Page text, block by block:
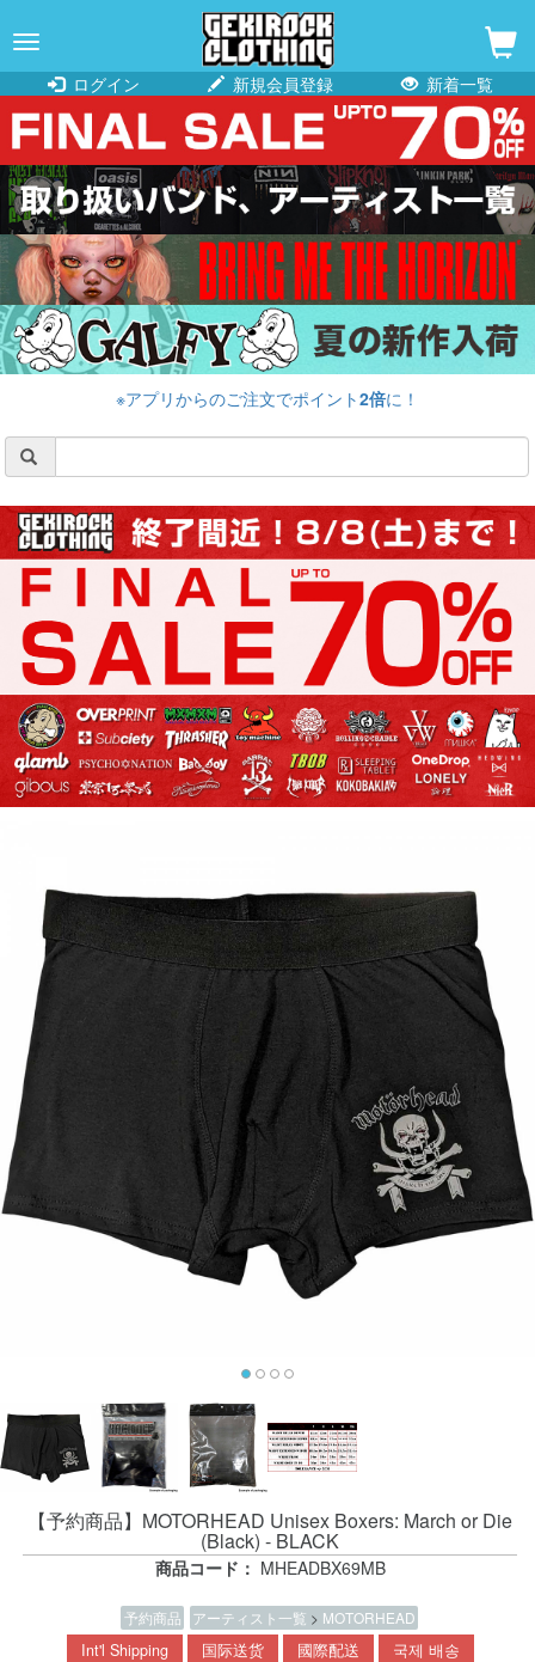
navigation
ログイン
新規会員登録 新着一覧
※アプリからのご注文でポイント2倍に！
【予約商品】MOTORHEAD Unisex Boxers: March or Die
(Black) - BLACK
商品コード： MHEADBX69MB
予約商品 アーティスト一覧 > MOTORHEAD
Int'l Shipping 国际送货 國際配送 국제 배송